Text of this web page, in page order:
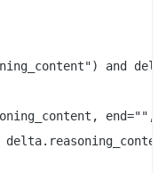
and
end="",